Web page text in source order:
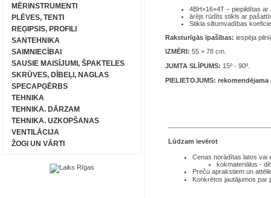
MĒRINSTRUMENTI
PLĒVES, TENTI
REĢIPSIS, PROFILI
SANTEHNIKA
SAIMNIECĪBAI
SAUSIE MAISĪJUMI, ŠPAKTELES
SKRŪVES, DĪBEĻI, NAGLAS
SPECAPĢĒRBS
TEHNIKA
TEHNIKA. DĀRZAM
TEHNIKA. UZKOPŠANAS
VENTILĀCIJA
ŽOGI UN VĀRTI
4BH×16×4T – piepildītas
ārējs rūdīts stikls ar
Stikla siltumvadības
Raksturīgās īpašības: iespēja
IZMĒRI: 55 × 78 cm.
JUMTA SLĪPUMS: 15º - 90º.
PIELIETOJUMS:
Lūdzam ievērot
Cenas norādītas latos vai
kokmateriālus -
Preču aprakstiem un
Konkrētos jautājumos